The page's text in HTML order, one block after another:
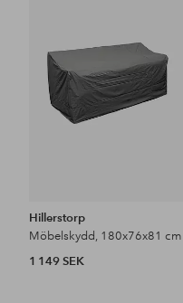
Hillerstorp
Möbelskydd, 180x76x81 cm
1 149 SEK